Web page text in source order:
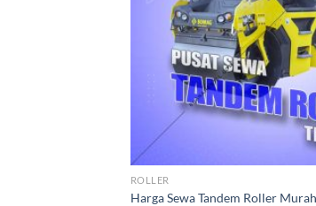
ROLLER
Harga Sewa Tandem Roller Murah